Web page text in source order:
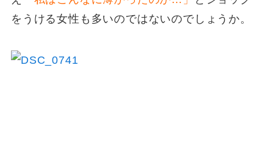
をうける女性も多いのではないのでしょうか。